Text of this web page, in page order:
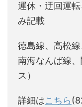
運休・迂回運
み記載
徳島線、高松線
南海なんば線
ス）
詳細はこちら